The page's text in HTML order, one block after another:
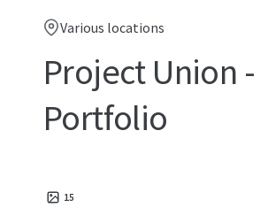
Various locations
Project Union -
Portfolio
15